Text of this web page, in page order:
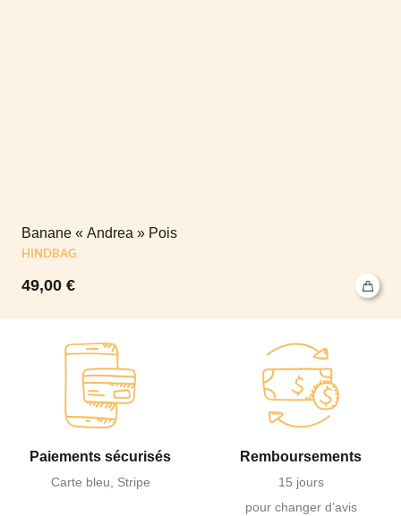
Banane « Andrea » Pois
HINDBAG
49,00 €
Paiements sécurisés
Carte bleu, Stripe
Remboursements
15 jours
pour changer d’avis